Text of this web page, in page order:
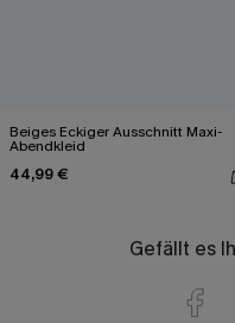
Beiges Eckiger Ausschnitt Maxi-
Abendkleid
44,99 €
Gefällt es